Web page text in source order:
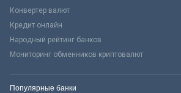
Конвертер валют
Кредит онлайн
Народный рейтинг банков
Мониторинг обменников криптовалют
Популярные банки